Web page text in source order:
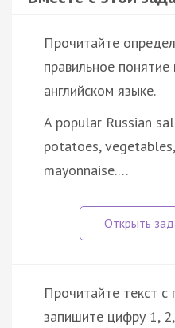
Прочитайте
правильное понятие
английском языке.
A popular Russian
potatoes,
mayonnaise.…
Прочитайте текст с
запишите цифру 1,